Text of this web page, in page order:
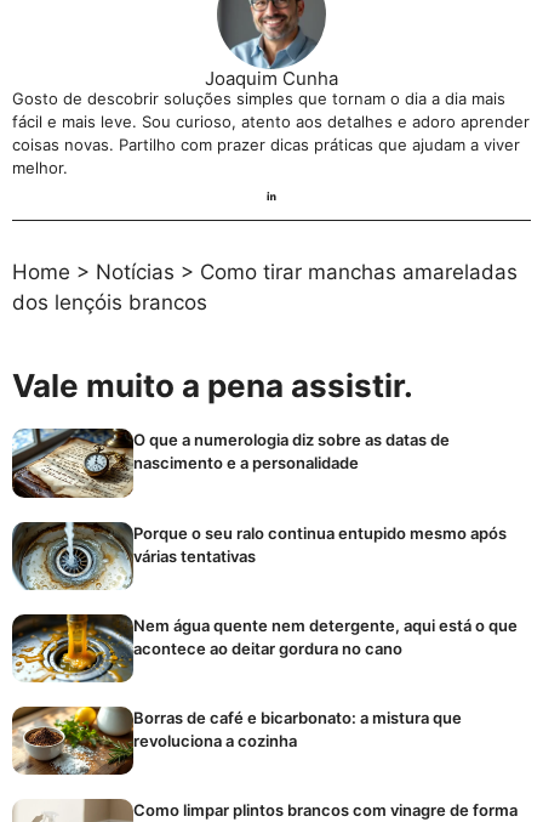
Joaquim Cunha
Gosto de descobrir soluções simples que tornam o dia a dia mais
fácil e mais leve. Sou curioso, atento aos detalhes e adoro aprender
coisas novas. Partilho com prazer dicas práticas que ajudam a viver
melhor.
Home > Notícias > Como tirar manchas amareladas
dos lençóis brancos
Vale muito a pena assistir.
O que a numerologia diz sobre as datas de
nascimento e a personalidade
Porque o seu ralo continua entupido mesmo após
várias tentativas
Nem água quente nem detergente, aqui está o que
acontece ao deitar gordura no cano
Borras de café e bicarbonato: a mistura que
revoluciona a cozinha
Como limpar plintos brancos com vinagre de forma